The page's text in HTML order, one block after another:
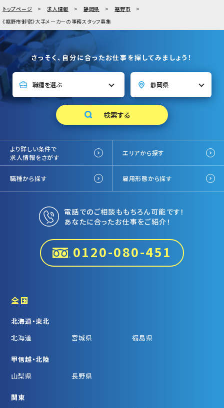
トップページ 求人情報 静岡県
裾野市
《裾野市御宿》大手メーカーの事務スタッフ募集
さっそく、自分に合ったお仕事を探してみましょう！
より詳しい条件で
求人情報をさがす
エリアから探す
職種から探す 雇用形態から探す
電話でのご相談ももちろん可能です！
あなたに合ったお仕事をご紹介！
0120-080-451
全国
北海道・東北
北海道
宮城県 福島県
甲信越・北陸
山梨県
長野県
関東